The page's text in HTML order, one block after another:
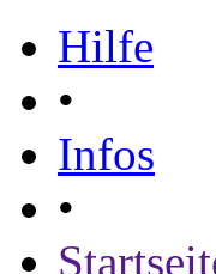
Hilfe
•
Infos
•